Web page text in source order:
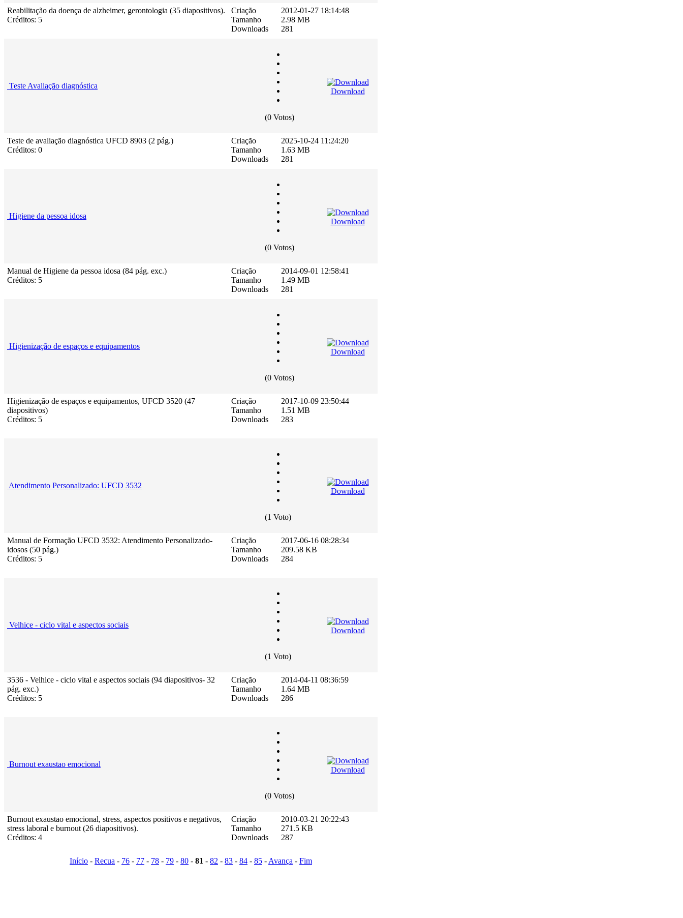
Reabilitação da doença de alzheimer, gerontologia (35 diapositivos).
Créditos: 5
Criação
Tamanho
Downloads
2012-01-27 18:14:48
2.98 MB
281
Teste Avaliação diagnóstica
(0 Votos)
Download
Teste de avaliação diagnóstica UFCD 8903 (2 pág.)
Créditos: 0
Criação
Tamanho
Downloads
2025-10-24 11:24:20
1.63 MB
281
Higiene da pessoa idosa
(0 Votos)
Download
Manual de Higiene da pessoa idosa (84 pág. exc.)
Créditos: 5
Criação
Tamanho
Downloads
2014-09-01 12:58:41
1.49 MB
281
Higienização de espaços e equipamentos
(0 Votos)
Download
Higienização de espaços e equipamentos, UFCD 3520 (47
diapositivos)
Créditos: 5
Criação
Tamanho
Downloads
2017-10-09 23:50:44
1.51 MB
283
Atendimento Personalizado: UFCD 3532
(1 Voto)
Download
Manual de Formação UFCD 3532: Atendimento Personalizado-
idosos (50 pág.)
Créditos: 5
Criação
Tamanho
Downloads
2017-06-16 08:28:34
209.58 KB
284
Velhice - ciclo vital e aspectos sociais
(1 Voto)
Download
3536 - Velhice - ciclo vital e aspectos sociais (94 diapositivos- 32
pág. exc.)
Créditos: 5
Criação
Tamanho
Downloads
2014-04-11 08:36:59
1.64 MB
286
Burnout exaustao emocional
(0 Votos)
Download
Burnout exaustao emocional, stress, aspectos positivos e negativos,
stress laboral e burnout (26 diapositivos).
Créditos: 4
Criação
Tamanho
Downloads
2010-03-21 20:22:43
271.5 KB
287
Início - Recua - 76 - 77 - 78 - 79 - 80 - 81 - 82 - 83 - 84 - 85 -Avança - Fim